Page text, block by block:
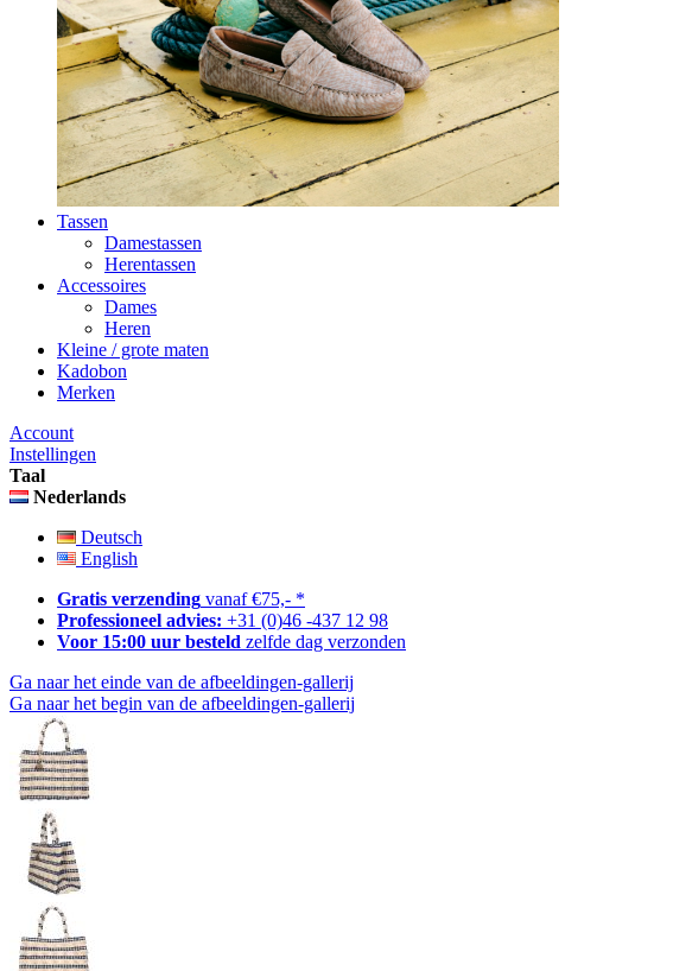
Tassen
Damestassen
Herentassen
Accessoires
Dames
Heren
Kleine / grote maten
Kadobon
Merken
Account
Instellingen
Taal
Nederlands
Deutsch
English
Gratis verzending vanaf €75,- *
Professioneel advies: +31 (0)46 -437 12 98
Voor 15:00 uur besteld zelfde dag verzonden
Ga naar het einde van de afbeeldingen-gallerij
Ga naar het begin van de afbeeldingen-gallerij